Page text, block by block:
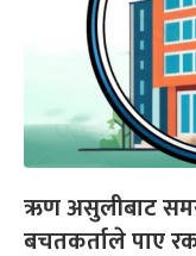
ऋण असुलीबाट
बचतकर्ताले पाए